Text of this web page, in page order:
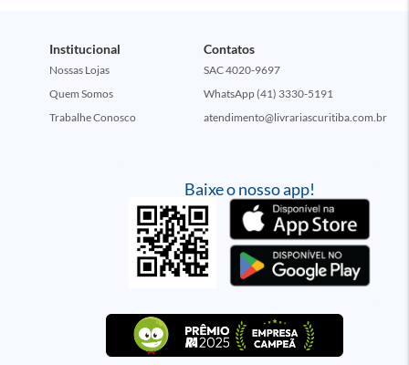
Baixe o nosso app!
Institucional
Nossas Lojas
Quem Somos
Trabalhe Conosco
Contatos
SAC 4020-9697
WhatsApp (41) 3330-5191
atendimento@livrariascuritiba.com.br